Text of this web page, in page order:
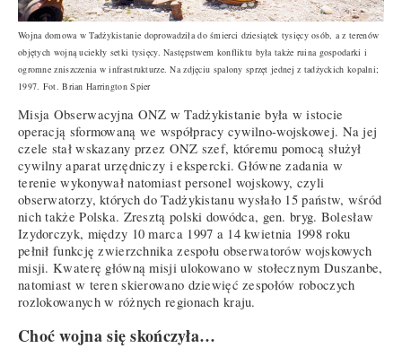
Wojna domowa w Tadżykistanie doprowadziła do śmierci dziesiątek tysięcy osób, a z terenów
objętych wojną uciekły setki tysięcy. Następstwem konfliktu była także ruina gospodarki i
ogromne zniszczenia w infrastrukturze. Na zdjęciu spalony sprzęt jednej z tadżyckich kopalni;
1997. Fot. Brian Harrington Spier
Misja Obserwacyjna ONZ w Tadżykistanie była w istocie
operacją sformowaną we współpracy cywilno-wojskowej. Na jej
czele stał wskazany przez ONZ szef, któremu pomocą służył
cywilny aparat urzędniczy i ekspercki. Główne zadania w
terenie wykonywał natomiast personel wojskowy, czyli
obserwatorzy, których do Tadżykistanu wysłało 15 państw, wśród
nich także Polska. Zresztą polski dowódca, gen. bryg. Bolesław
Izydorczyk, między 10 marca 1997 a 14 kwietnia 1998 roku
pełnił funkcję zwierzchnika zespołu obserwatorów wojskowych
misji. Kwaterę główną misji ulokowano w stołecznym Duszanbe,
natomiast w teren skierowano dziewięć zespołów roboczych
rozlokowanych w różnych regionach kraju.
Choć wojna się skończyła…